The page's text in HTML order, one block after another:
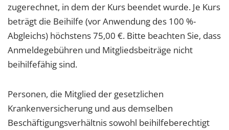
zugerechnet, in dem der Kurs beendet wurde. Je Kurs
beträgt die Beihilfe (vor Anwendung des 100 %-
Abgleichs) höchstens 75,00 €. Bitte beachten Sie, dass
Anmeldegebühren und Mitgliedsbeiträge nicht
beihilfefähig sind.
Personen, die Mitglied der gesetzlichen
Krankenversicherung und aus demselben
Beschäftigungsverhältnis sowohl beihilfeberechtigt